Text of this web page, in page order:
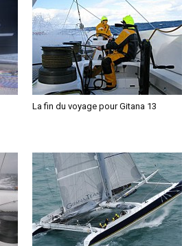
La fin du voyage pour Gitana 13